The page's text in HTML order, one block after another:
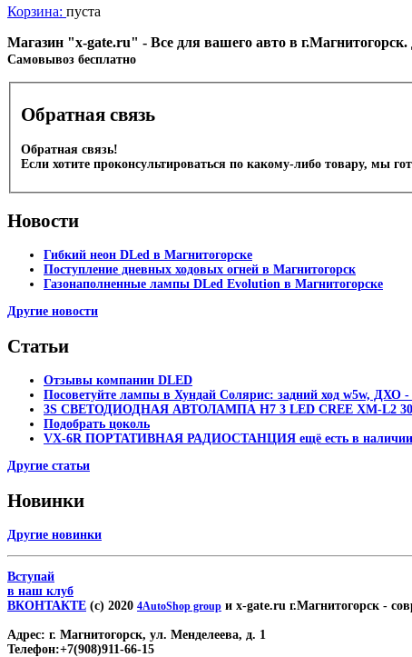
Корзина: пуста
Магазин "x-gate.ru" - Все для вашего авто в
Cамовывоз бесплатно
Обратная связь
Обратная связь!
Если хотите проконсультироваться по какому-либо товару, мы
Новости
Гибкий неон DLed в Магнитогорске
Поступление дневных ходовых огней в Магнитогорск
Газонаполненные лампы DLed Evolution в Магнитогорске
Другие новости
Статьи
Отзывы компании DLED
Посоветуйте лампы в Хундай Солярис: задний ход w5w, ДХО -
3S СВЕТОДИОДНАЯ АВТОЛАМПА H7 3 LED CREE XM-L2
Подобрать цоколь
VX-6R ПОРТАТИВНАЯ РАДИОСТАНЦИЯ ещё есть в
Другие статьи
Новинки
Другие новинки
Вступай
в наш клуб
ВКОНТАКТЕ (c) 2020 4AutoShop group и x-gate.ru г.Магнитогорск -
Адрес: г. Магнитогорск, ул. Менделеева, д. 1
Телефон:+7(908)911-66-15